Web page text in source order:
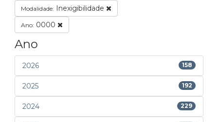
Modalidade: Inexigibilidade
Ano: 0000
Ano
2026 158
2025 192
2024 229